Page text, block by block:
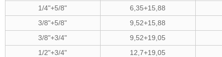
1/4"+5/8"
6,35+15,88
3/8"+5/8"
9,52+15,88
3/8"+3/4"
9,52+19,05
1/2"+3/4"
12,7+19,05